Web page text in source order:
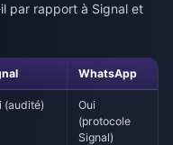
par rapport à Signal et
WhatsApp
(audité)
Oui
(protocole
Signal)